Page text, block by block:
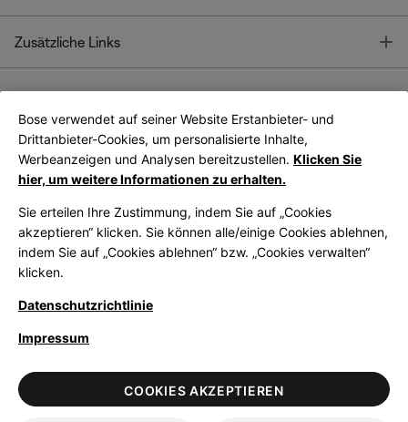
Zusätzliche Links
Bose App
Bose Connect
App
LegalDatenschutzrichtlinieZugänglichkeitHinweis zu Cookies
VerkaufsbedingungenNutzungsbedingungen
Bose verwendet auf seiner Website Erstanbieter- und
Drittanbieter-Cookies, um personalisierte Inhalte,
Werbeanzeigen und Analysen bereitzustellen. Klicken Sie
hier, um weitere Informationen zu erhalten.
Sie erteilen Ihre Zustimmung, indem Sie auf „Cookies
akzeptieren“ klicken. Sie können alle/einige Cookies ablehnen,
indem Sie auf „Cookies ablehnen“ bzw. „Cookies verwalten“
klicken.
Datenschutzrichtlinie
Impressum
COOKIES AKZEPTIEREN